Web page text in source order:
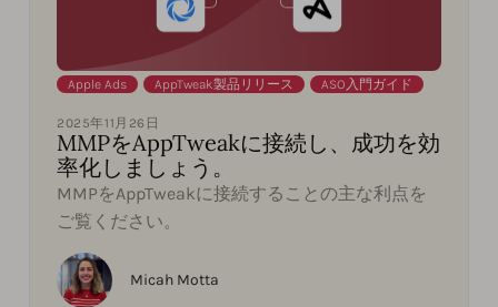
Apple Ads AppTweak製品リリース ASO入門ガイド
2025年11月26日
MMPをAppTweakに接続し、成功を効
率化しましょう。
MMPをAppTweakに接続することの主な利点を
ご覧ください。
Micah Motta